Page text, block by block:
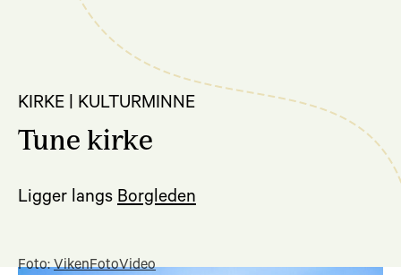
KIRKE | KULTURMINNE
Tune kirke
Ligger langs Borgleden
Foto:VikenFotoVideo